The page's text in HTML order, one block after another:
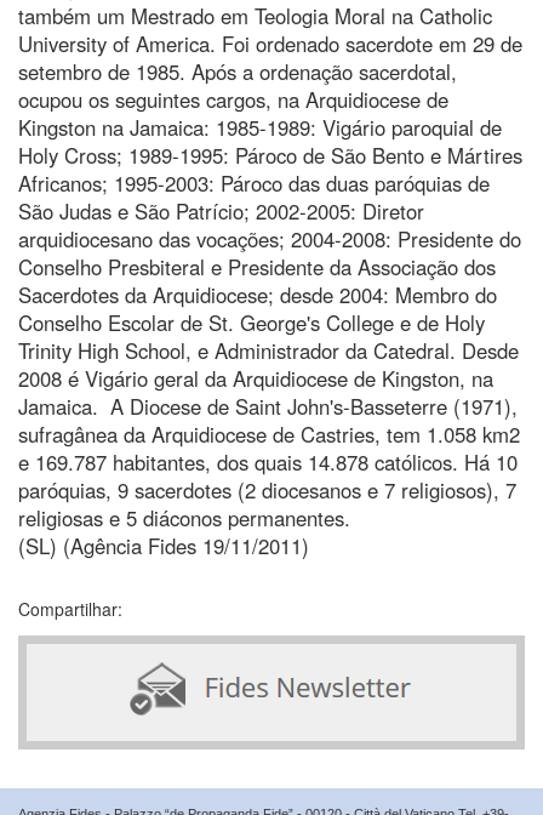
também um Mestrado em Teologia Moral na Catholic
University of America. Foi ordenado sacerdote em 29 de
setembro de 1985. Após a ordenação sacerdotal,
ocupou os seguintes cargos, na Arquidiocese de
Kingston na Jamaica: 1985-1989: Vigário paroquial de
Holy Cross; 1989-1995: Pároco de São Bento e Mártires
Africanos; 1995-2003: Pároco das duas paróquias de
São Judas e São Patrício; 2002-2005: Diretor
arquidiocesano das vocações; 2004-2008: Presidente do
Conselho Presbiteral e Presidente da Associação dos
Sacerdotes da Arquidiocese; desde 2004: Membro do
Conselho Escolar de St. George's College e de Holy
Trinity High School, e Administrador da Catedral. Desde
2008 é Vigário geral da Arquidiocese de Kingston, na
Jamaica. A Diocese de Saint John's-Basseterre (1971),
sufragânea da Arquidiocese de Castries, tem 1.058 km2
e 169.787 habitantes, dos quais 14.878 católicos. Há 10
paróquias, 9 sacerdotes (2 diocesanos e 7 religiosos), 7
religiosas e 5 diáconos permanentes.
(SL) (Agência Fides 19/11/2011)
Compartilhar: